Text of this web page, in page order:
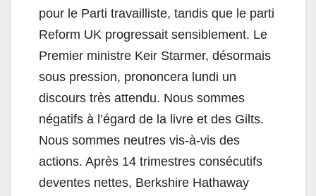
pour le Parti travailliste, tandis que le parti
Reform UK progressait sensiblement. Le
Premier ministre Keir Starmer, désormais
sous pression, prononcera lundi un
discours très attendu. Nous sommes
négatifs à l’égard de la livre et des Gilts.
Nous sommes neutres vis-à-vis des
actions. Après 14 trimestres consécutifs
deventes nettes, Berkshire Hathaway